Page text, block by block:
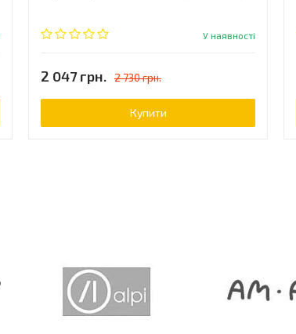
У наявності
2 047 грн. 2 730 грн.
Купити